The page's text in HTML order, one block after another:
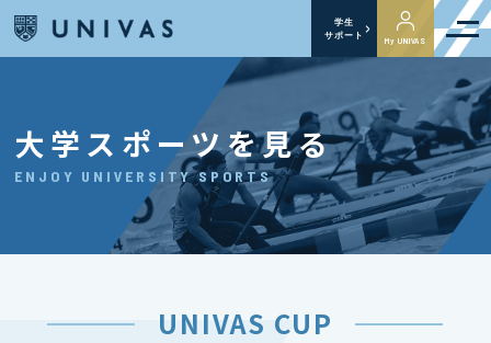
学生
サポート
My UNIVAS
大学スポーツを見る
ENJOY UNIVERSITY SPORTS
UNIVAS CUP